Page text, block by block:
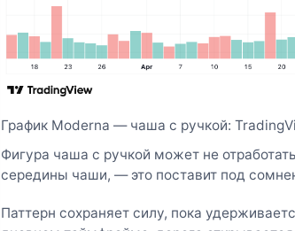
График Moderna — чаша с ручкой:
Фигура чаша с ручкой может не
середины чаши, — это поставит под
Паттерн сохраняет силу, пока